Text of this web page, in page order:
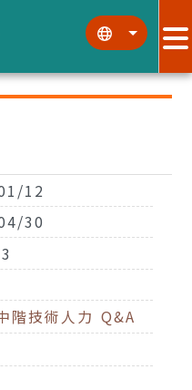
::: :::
12
30
階技術人力 Q&A